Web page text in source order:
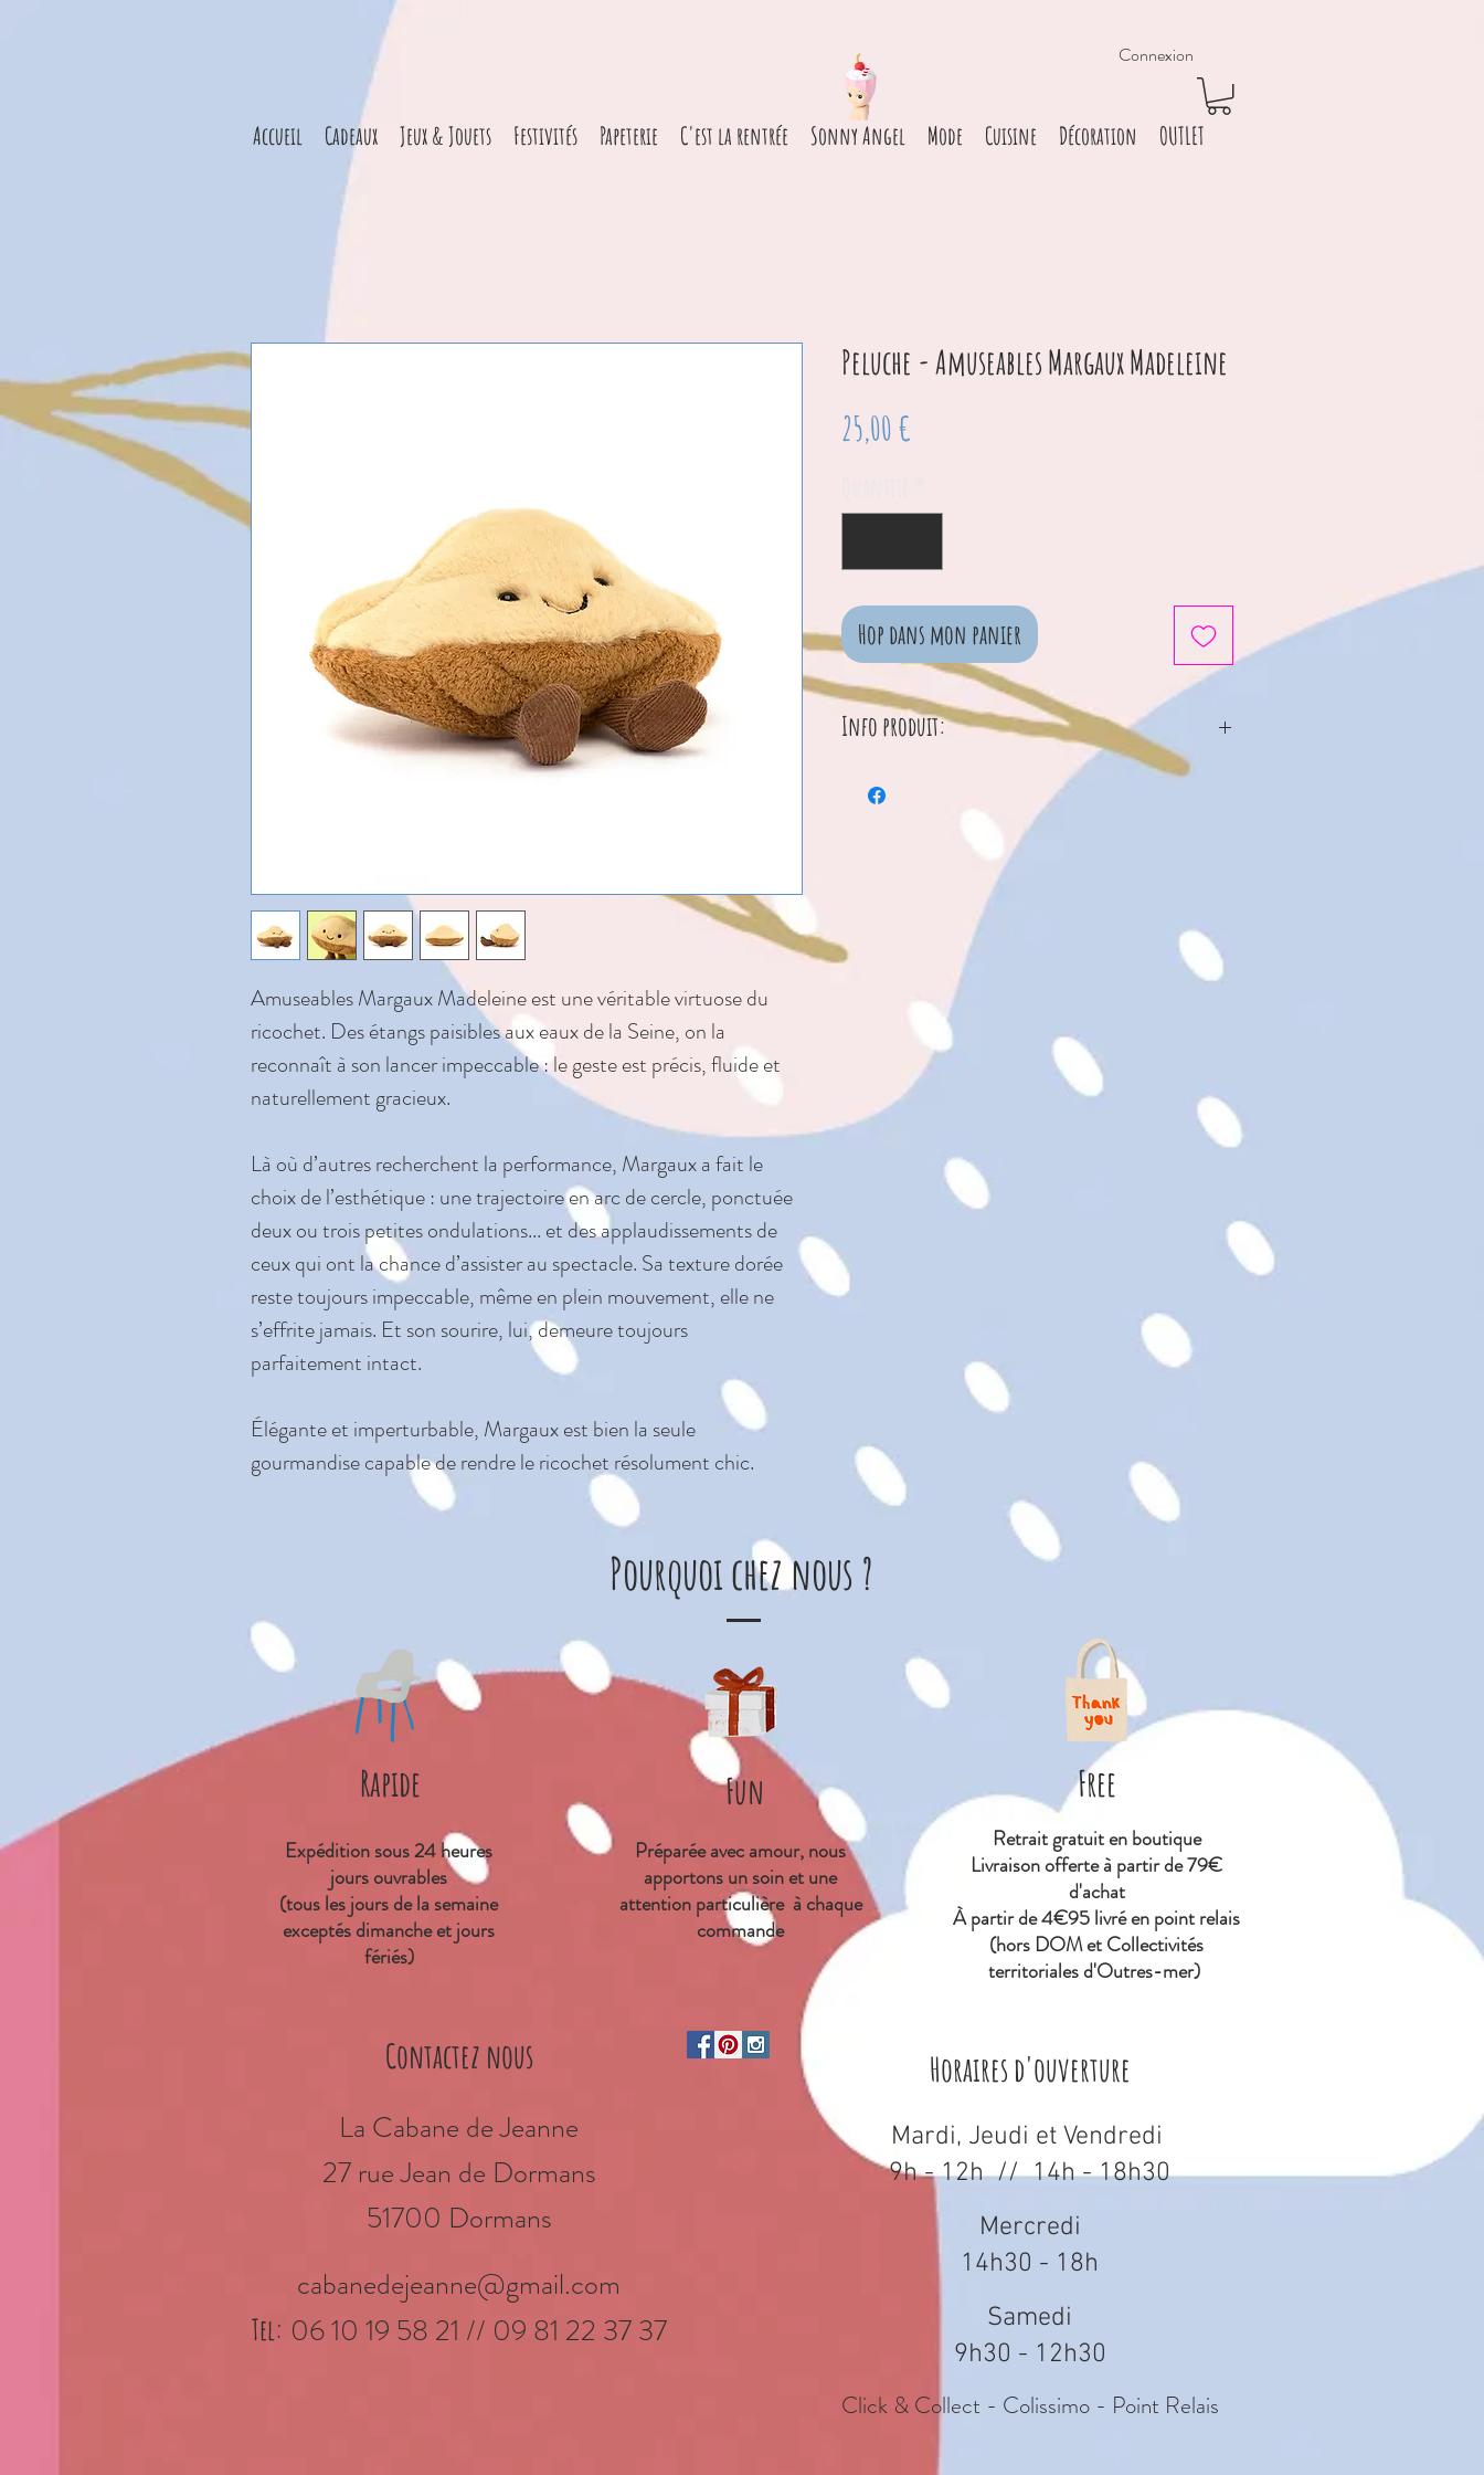
Connexion
Accueil Cadeaux Jeux & Jouets Festivités Papeterie C'est la rentrée Sonny Angel Mode Cuisine Décoration OUTLET
Amuseables Margaux Madeleine est une véritable virtuose du
ricochet. Des étangs paisibles aux eaux de la Seine, on la
reconnaît à son lancer impeccable : le geste est précis, fluide et
naturellement gracieux.
Là où d’autres recherchent la performance, Margaux a fait le
choix de l’esthétique : une trajectoire en arc de cercle, ponctuée
deux ou trois petites ondulations... et des applaudissements de
ceux qui ont la chance d’assister au spectacle. Sa texture dorée
reste toujours impeccable, même en plein mouvement, elle ne
s’effrite jamais. Et son sourire, lui, demeure toujours
parfaitement intact.
Élégante et imperturbable, Margaux est bien la seule
gourmandise capable de rendre le ricochet résolument chic.
Peluche - Amuseables Margaux Madeleine
25,00 €
Hop dans mon panier
Info produit:
Dimensions : 10cm x 13cm x 8cm
Hauteur assis : 7cm
Matériaux principaux : Polyester
Rembourrage intérieur : Fibres de polyester,
Billes en polyéthylène
Élément rigide
SKU: A6MAD
SÉCURITÉ ET ENTRETIEN
Testé et satisfait à la norme européenne de
sécurité pour les jouets: EN71, parties 1, 2
et 3 pour tous les âges.
Convient dès la naissance. S'il vous plaît ne
laissez pas dans un lit / berceau.
Lavage à la main seulement; ne pas sécher
Vérifiez toutes les étiquettes à l'arrivée de
Pourquoi chez nous ?
Rapide
Expédition sous 24 heures
jours ouvrables
(tous les jours de la semaine
exceptés dimanche et jours
fériés)
Fun
Préparée avec amour, nous
apportons un soin et une
attention particulière à chaque
commande
Free
Retrait gratuit en boutique
Livraison offerte à partir de 79€
d'achat
Àpartir de 4€95 livré en point relais
(hors DOM et Collectivités
territoriales d'Outres-mer)
Contactez nous
La Cabane de Jeanne
27 rue Jean de Dormans
51700 Dormans
cabanedejeanne@gmail.com
Tel: 06 10 19 58 21 // 09 81 22 37 37
Horaires d'ouverture
Mardi, Jeudi et Vendredi
9h - 12h // 14h - 18h30
Mercredi
14h30 - 18h
Samedi
9h30 - 12h30
Click & Collect - Colissimo - Point Relais